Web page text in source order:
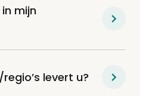
mijn
levert u?